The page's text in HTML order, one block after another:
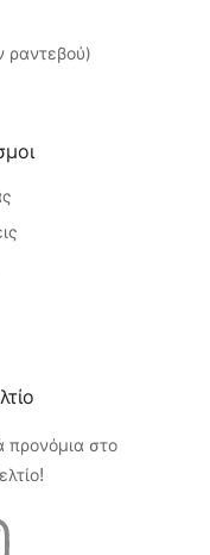
ραντεβού)
προνόμια στο